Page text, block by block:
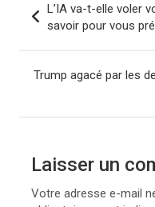
v
a
L’IA va-t-elle voler
savoir pour vous
Trump agacé par les
Laisser un
Votre adresse e-mail